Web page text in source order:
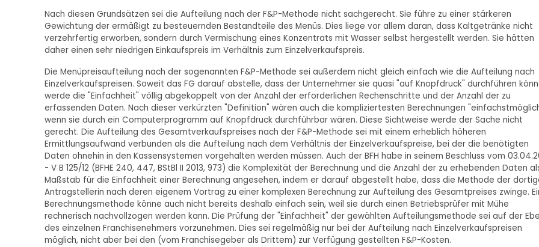
Nach diesen Grundsätzen sei die Aufteilung nach der F&P-Methode nicht sachgerecht. Sie führe zu einer stärkeren
Gewichtung der ermäßigt zu besteuernden Bestandteile des Menüs. Dies liege vor allem daran, dass Kaltgetränke nicht
verzehrfertig erworben, sondern durch Vermischung eines Konzentrats mit Wasser selbst hergestellt werden. Sie hätten
daher einen sehr niedrigen Einkaufspreis im Verhältnis zum Einzelverkaufspreis.
Die Menüpreisaufteilung nach der sogenannten F&P-Methode sei außerdem nicht gleich einfach wie die Aufteilung nach
Einzelverkaufspreisen. Soweit das FG darauf abstelle, dass der Unternehmer sie quasi "auf Knopfdruck" durchführen
werde die "Einfachheit" völlig abgekoppelt von der Anzahl der erforderlichen Rechenschritte und der Anzahl der zu
erfassenden Daten. Nach dieser verkürzten "Definition" wären auch die kompliziertesten Berechnungen
wenn sie durch ein Computerprogramm auf Knopfdruck durchführbar wären. Diese Sichtweise werde der Sache nicht
gerecht. Die Aufteilung des Gesamtverkaufspreises nach der F&P-Methode sei mit einem erheblich höheren
Ermittlungsaufwand verbunden als die Aufteilung nach dem Verhältnis der Einzelverkaufspreise, bei der die benötigten
Daten ohnehin in den Kassensystemen vorgehalten werden müssen. Auch der BFH habe in seinem Beschluss vom
- V B 125/12 (BFHE 240, 447, BStBl II 2013, 973) die Komplexität der Berechnung und die Anzahl der zu erhebenden Daten
Maßstab für die Einfachheit einer Berechnung angesehen, indem er darauf abgestellt habe, dass die Methode der
Antragstellerin nach deren eigenem Vortrag zu einer komplexen Berechnung zur Aufteilung des Gesamtpreises zwinge.
Berechnungsmethode könne auch nicht bereits deshalb einfach sein, weil sie durch einen Betriebsprüfer mit Mühe
rechnerisch nachvollzogen werden kann. Die Prüfung der "Einfachheit" der gewählten Aufteilungsmethode sei auf der
des einzelnen Franchisenehmers vorzunehmen. Dies sei regelmäßig nur bei der Aufteilung nach Einzelverkaufspreisen
möglich, nicht aber bei den (vom Franchisegeber als Drittem) zur Verfügung gestellten F&P-Kosten.